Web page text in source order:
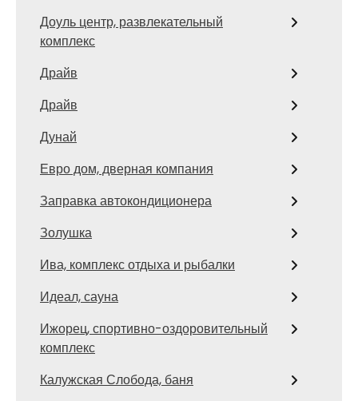
Доуль центр, развлекательный
комплекс
Драйв
Драйв
Дунай
Евро дом, дверная компания
Заправка автокондиционера
Золушка
Ива, комплекс отдыха и рыбалки
Идеал, сауна
Ижорец, спортивно-оздоровительный
комплекс
Калужская Слобода, баня